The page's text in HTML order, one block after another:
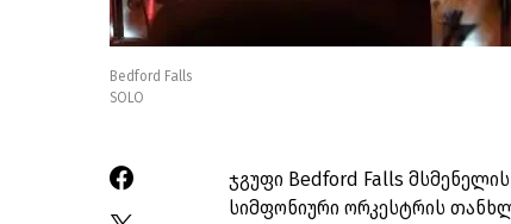
Bedford Falls
SOLO
ჯგუფი Bedford Falls
სიმფონიური ორკესტრის